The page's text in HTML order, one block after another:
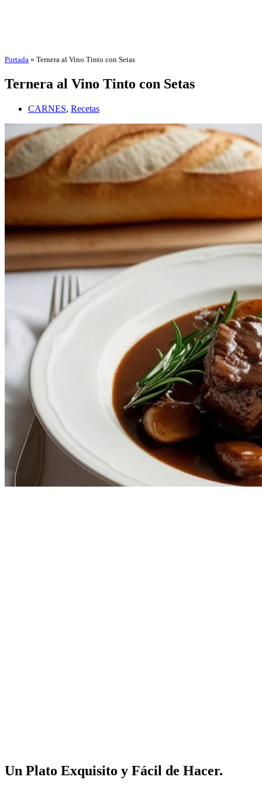
Portada » Ternera al Vino Tinto con Setas
Ternera al Vino Tinto con Setas
CARNES, Recetas
Un Plato Exquisito y Fácil de Hacer.